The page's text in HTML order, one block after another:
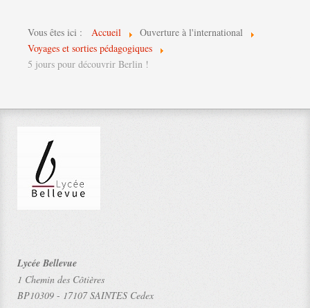
Vous êtes ici : Accueil
Ouverture à l'international
Voyages et sorties pédagogiques
5 jours pour découvrir Berlin !
Lycée Bellevue
1 Chemin des Côtières
BP10309 - 17107 SAINTES Cedex